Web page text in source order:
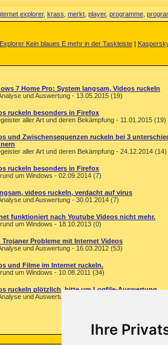
Ihre
explorer, krass merkt player, programme
Kein blaues E mehr in der Taskleiste|
7 Home Pro: System langsam, Videos ruckeln
und Auswertung - 13.05.2015 (19)
ruckeln besonders in Firefox
aller Art und deren Bekämpfung - 11.01.2015 (19)
und Zwischensequenzen ruckeln bei 3
aller Art und deren Bekämpfung - 24.12.2014 (14)
ruckeln besonders in Firefox
um Windows - 02.09.2014 (7)
videos ruckeln, verdacht auf virus
und Auswertung - 30.01.2014 (7)
funktioniert nach Youtube Videos nicht mehr.
um Windows - 18.10.2013 (0)
Trojaner Probleme mit Internet Videos
und Auswertung - 16.03.2012 (53)
und Filme im Internet ruckeln.
um Windows - 10.08.2011 (34)
ruckeln plötzlich, bitte um Logfile-Auswertung
und Auswertung - 10.03.2009 (0)